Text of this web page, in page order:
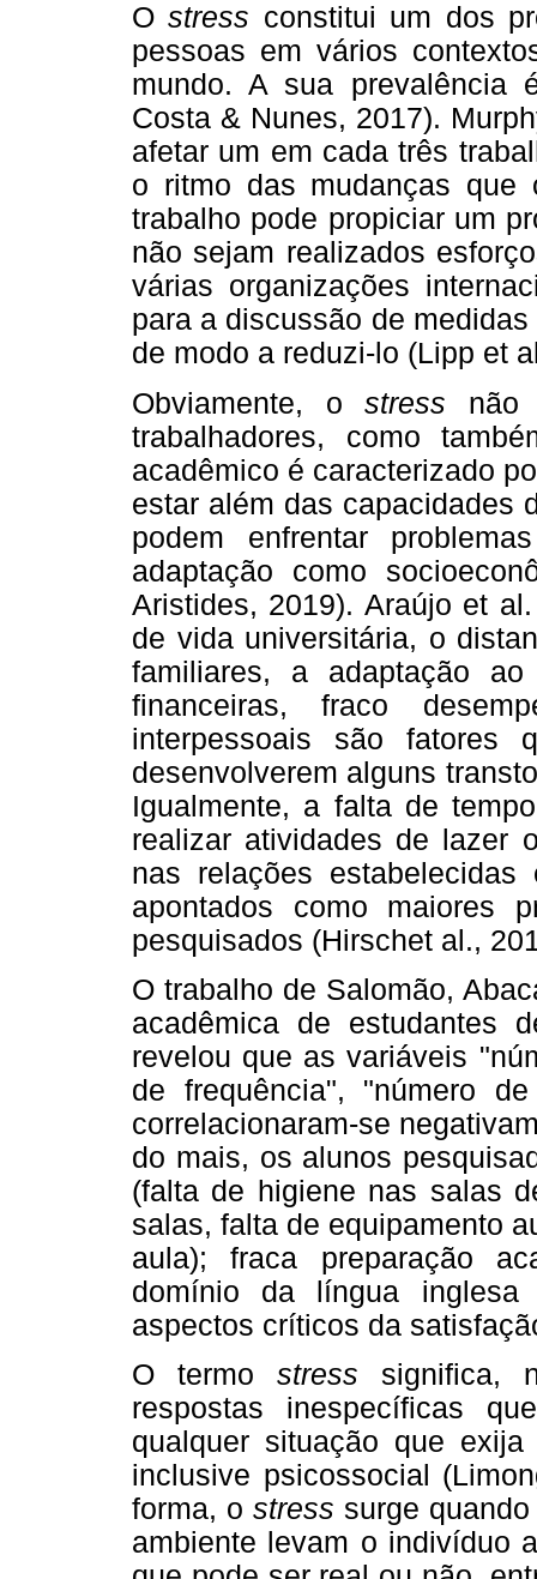
Ostress constitui um dos
pessoas em vários
mundo. A sua prevalência
Costa & Nunes, 2017).
afetar um em cada três
o ritmo das mudanças que
trabalho pode propiciar um
não sejam realizados
várias organizações
para a discussão de
de modo a reduzi-lo (Lipp et
Obviamente, ostress não
trabalhadores, como
acadêmico é caracterizado
estar além das capacidades
podem enfrentar
adaptação como
Aristides, 2019). Araújo et
de vida universitária, o
familiares, a adaptação ao
financeiras, fraco
interpessoais são fatores
desenvolverem alguns
Igualmente, a falta de
realizar atividades de lazer
nas relações
apontados como maiores
pesquisados (Hirschet al.,
O trabalho de Salomão,
acadêmica de estudantes
revelou que as variáveis
de frequência", "número
correlacionaram-se
do mais, os alunos
(falta de higiene nas salas
salas, falta de equipamento
aula); fraca preparação
domínio da língua
aspectos críticos da
O termo stress significa,
respostas inespecíficas
qualquer situação que
inclusive psicossocial
forma, o stress surge
ambiente levam o indivíduo